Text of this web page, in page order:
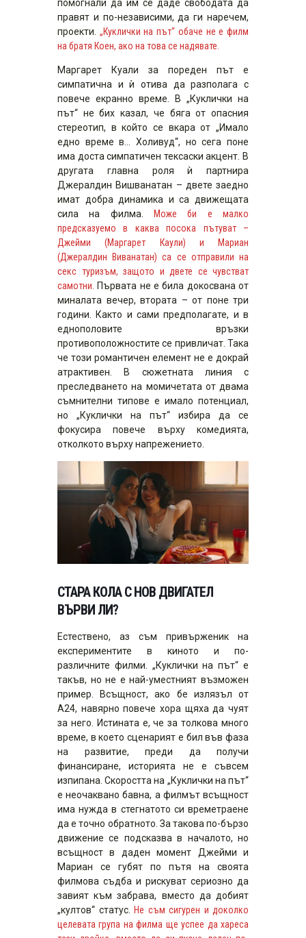
помогнали да им се даде свободата да
правят и по-независими, да ги наречем,
проекти. „Куклички на път“ обаче не е филм
на братя Коен, ако на това се надявате.
Маргарет Куали за пореден път е
симпатична и ѝ отива да разполага с
повече екранно време. В „Куклички на
път“ не бих казал, че бяга от опасния
стереотип, в който се вкара от „Имало
едно време в… Холивуд“, но сега поне
има доста симпатичен тексаски акцент. В
другата главна роля ѝ партнира
Джералдин Вишванатан – двете заедно
имат добра динамика и са движещата
сила на филма.
Може би е малко
предсказуемо в каква посока пътуват –
Джейми (Маргарет Каули) и Мариан
(Джералдин Виванатан) са се отправили на
секс туризъм, защото и двете се чувстват
самотни.
Първата не е била докосвана от
миналата вечер, втората – от поне три
години. Както и сами предполагате, и в
еднополовите връзки
противоположностите се привличат. Така
че този романтичен елемент не е докрай
атрактивен. В сюжетната линия с
преследването на момичетата от двама
съмнителни типове е имало потенциал,
но „Куклички на път“ избира да се
фокусира повече върху комедията,
отколкото върху напрежението.
СТАРА КОЛА С НОВ ДВИГАТЕЛ
ВЪРВИ ЛИ?
Естествено, аз съм привърженик на
експериментите в киното и по-
различните филми. „Куклички на път“ е
такъв, но не е най-уместният възможен
пример. Всъщност, ако бе излязъл от
А24, навярно повече хора щяха да чуят
за него. Истината е, че за толкова много
време, в което сценарият е бил във фаза
на развитие, преди да получи
финансиране, историята не е съвсем
изпипана. Скоростта на „Куклички на път“
е неочаквано бавна, а филмът всъщност
има нужда в стегнатото си времетраене
да е точно обратното. За такова по-бързо
движение се подсказва в началото, но
всъщност в даден момент Джейми и
Мариан се губят по пътя на своята
филмова съдба и рискуват сериозно да
завият към забрава, вместо да добият
„култов“ статус.
Не съм сигурен и доколко
целевата група на филма ще успее да хареса